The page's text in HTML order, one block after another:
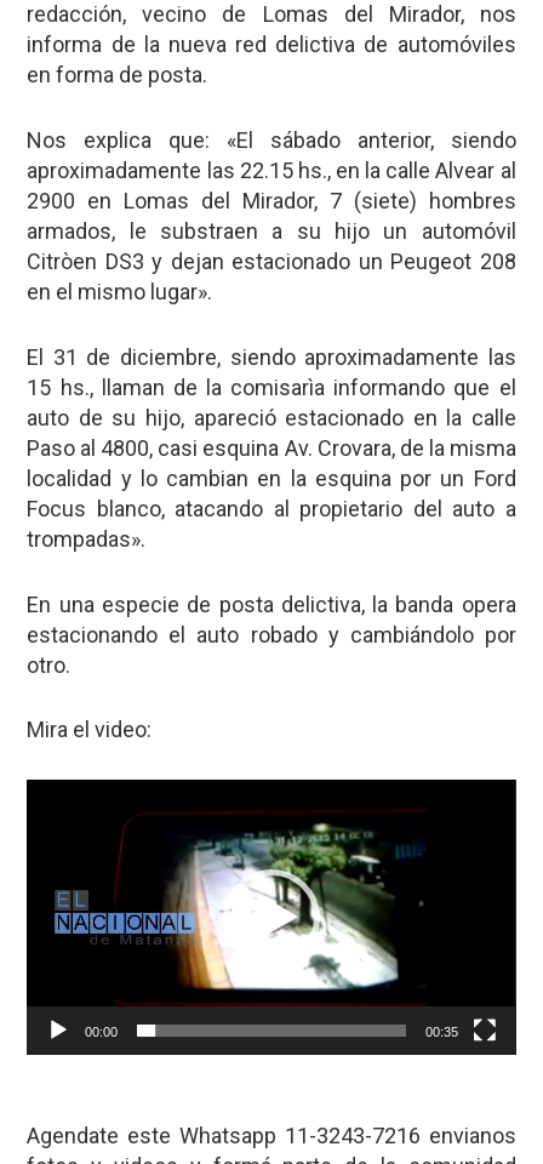
redacción, vecino de Lomas del Mirador, nos
informa de la nueva red delictiva de automóviles
en forma de posta.
Nos explica que: «El sábado anterior, siendo
aproximadamente las 22.15 hs., en la calle Alvear al
2900 en Lomas del Mirador, 7 (siete) hombres
armados, le substraen a su hijo un automóvil
Citròen DS3 y dejan estacionado un Peugeot 208
en el mismo lugar».
El 31 de diciembre, siendo aproximadamente las
15 hs., llaman de la comisarìa informando que el
auto de su hijo, apareció estacionado en la calle
Paso al 4800, casi esquina Av. Crovara, de la misma
localidad y lo cambian en la esquina por un Ford
Focus blanco, atacando al propietario del auto a
trompadas».
En una especie de posta delictiva, la banda opera
estacionando el auto robado y cambiándolo por
otro.
Mira el video:
00:00 00:35
Agendate este Whatsapp 11-3243-7216 envianos